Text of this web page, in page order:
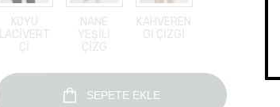
KOYU
LACİVERT
Çİ
NANE
YEŞİLİ
ÇİZG
KAHVEREN
Gİ ÇİZGİ
SEPETE EKLE